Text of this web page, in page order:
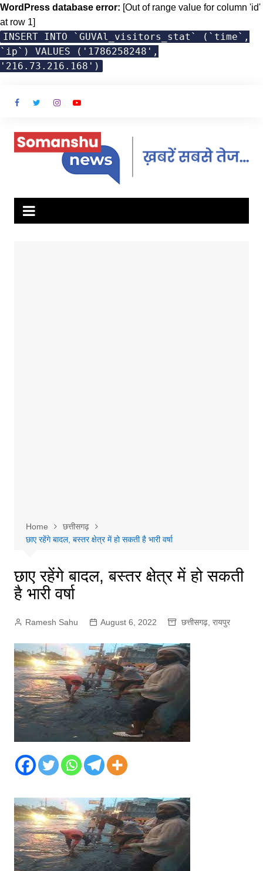
WordPress database error: [Out of range value for column 'id'
at row 1]
INSERT INTO `GUVAl_visitors_stat` (`time`,
`ip`) VALUES ('1786258248',
'216.73.216.168')
Home
छत्तीसगढ़
छाए रहेंगे बादल, बस्तर क्षेत्र में हो सकती है भारी वर्षा
छाए रहेंगे बादल, बस्तर क्षेत्र में हो सकती
है भारी वर्षा
Ramesh Sahu August 6, 2022 छत्तीसगढ़, रायपुर